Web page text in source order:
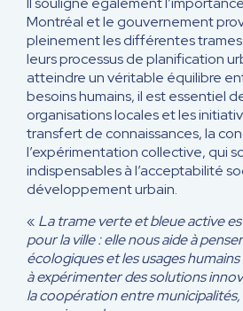
Montréal et le gouvernement
pleinement les différentes
leurs processus de planification
atteindre un véritable équilibre
besoins humains, il est essentiel
organisations locales et les
transfert de connaissances, la
l’expérimentation collective, qui
indispensables à l’acceptabilité
développement urbain.
« La trame verte et bleue active
pour la ville : elle nous aide à
écologiques et les usages
à expérimenter des solutions
la coopération entre